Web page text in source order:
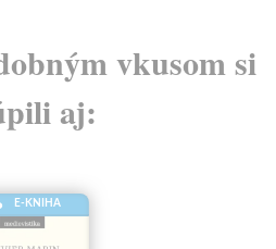
vkusom si
aj:
E-KNIHA